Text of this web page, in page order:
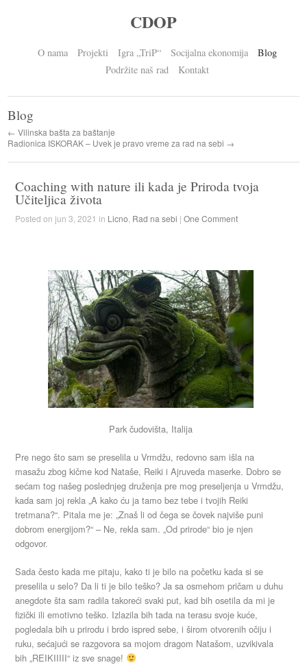
CDOP
O nama Projekti Igra „TriP“ Socijalna ekonomija
Blog
Podržite naš rad
Kontakt
Blog
← Vilinska bašta za baštanje
Radionica ISKORAK – Uvek je pravo vreme za rad na sebi →
Coaching with nature ili kada je Priroda tvoja
Učiteljica života
Posted on jun 3, 2021 in Licno Rad na sebi | One Comment
Park čudovišta, Italija
Pre nego što sam se preselila u Vrmdžu, redovno sam išla na
masažu zbog kičme kod Nataše, Reiki i Ajruveda maserke. Dobro se
sećam tog našeg poslednjeg druženja pre mog preseljenja u Vrmdžu,
kada sam joj rekla „A kako ću ja tamo bez tebe i tvojih Reiki
tretmana?“. Pitala me je: „Znaš li od čega se čovek najviše puni
dobrom energijom?“ – Ne, rekla sam. „Od prirode“ bio je njen
odgovor.
Sada često kada me pitaju, kako ti je bilo na početku kada si se
preselila u selo? Da li ti je bilo teško? Ja sa osmehom pričam u duhu
anegdote šta sam radila takoreći svaki put, kad bih osetila da mi je
fizički ili emotivno teško. Izlazila bih tada na terasu svoje kuće,
pogledala bih u prirodu i brdo ispred sebe, i širom otvorenih očiju i
ruku, sećajući se razgovora sa mojom dragom Natašom, uzvikivala
bih „REIKIIIII“ iz sve snage!